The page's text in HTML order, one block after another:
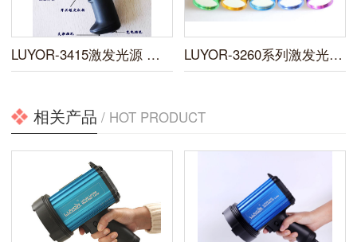
LUYOR-3415激发光源 快速操作指南 LUYOR-3260系列激发光源操作指南
相关产品 / HOT PRODUCT